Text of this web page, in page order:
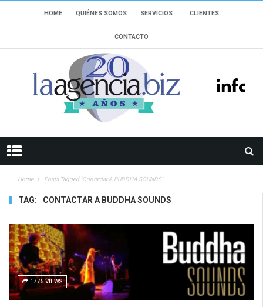
HOME QUIÉNES SOMOS SERVICIOS CLIENTES
CONTACTO
Home Posts Tagged "contactar A BUDDHA SOUNDS"
TAG: CONTACTAR A BUDDHA SOUNDS
1775 VIEWS